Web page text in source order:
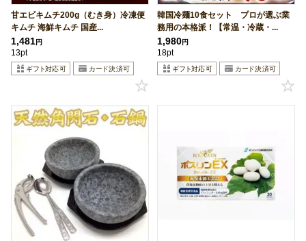
甘エビキムチ200g（むき身）冷凍便
キムチ 海鮮キムチ 国産...
1,481円
13pt
韓国冷麺10食セット プロが選ぶ業
務用の本格派！【常温・冷蔵・...
1,980円
18pt